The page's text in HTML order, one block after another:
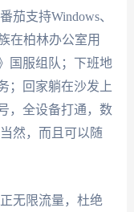
茄支持Windows、
在柏林办公室用
国服组队；下班地
；回家躺在沙发上
，全设备打通，数
然，而且可以随
无限流量，杜绝